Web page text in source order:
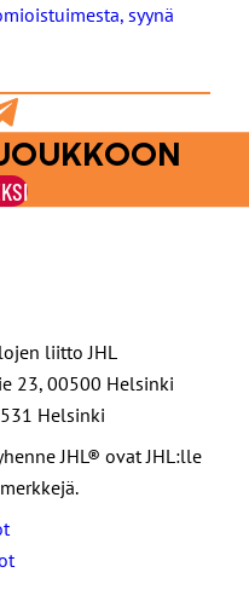
syynä
liitto JHL
23, 00500 Helsinki
Helsinki
JHL® ovat JHL:lle